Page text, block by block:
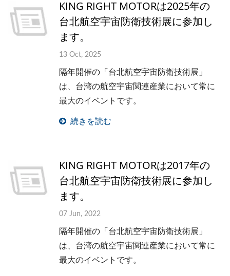
KING RIGHT MOTORは2025年の
台北航空宇宙防衛技術展に参加し
ます。
13 Oct, 2025
隔年開催の「台北航空宇宙防衛技術展」
は、台湾の航空宇宙関連産業において常に
最大のイベントです。
続きを読む
KING RIGHT MOTORは2017年の
台北航空宇宙防衛技術展に参加し
ます。
07 Jun, 2022
隔年開催の「台北航空宇宙防衛技術展」
は、台湾の航空宇宙関連産業において常に
最大のイベントです。